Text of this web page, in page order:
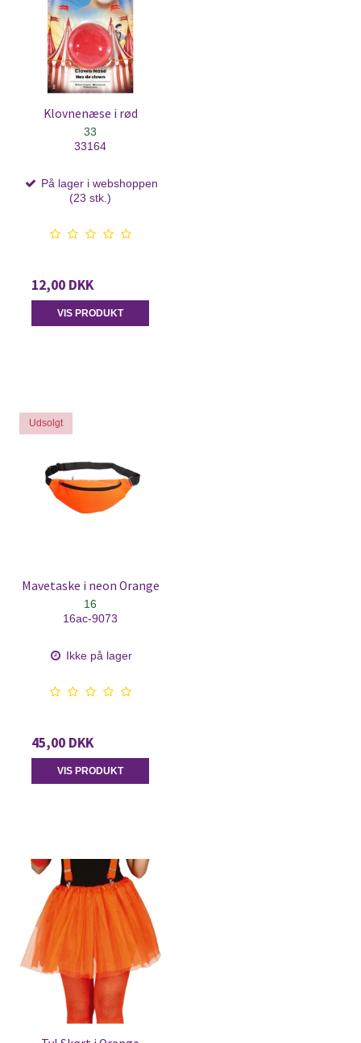
Klovnenæse i rød
33
33164
På lager i webshoppen
(23 stk.)
12,00 DKK
VIS PRODUKT
Udsolgt
Mavetaske i neon Orange
16
16ac-9073
Ikke på lager
45,00 DKK
VIS PRODUKT